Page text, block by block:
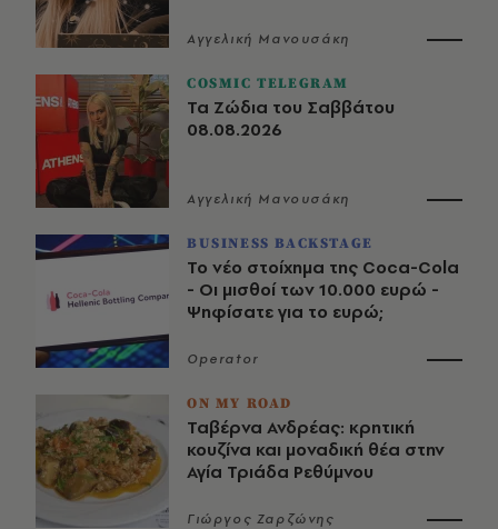
Αγγελική Μανουσάκη
COSMIC TELEGRAM
Τα Ζώδια του Σαββάτου
08.08.2026
Αγγελική Μανουσάκη
BUSINESS BACKSTAGE
Το νέο στοίχημα της Coca-Cola
- Οι μισθοί των 10.000 ευρώ -
Ψηφίσατε για το ευρώ;
Operator
ON MY ROAD
Ταβέρνα Ανδρέας: κρητική
κουζίνα και μοναδική θέα στην
Αγία Τριάδα Ρεθύμνου
Γιώργος Ζαρζώνης